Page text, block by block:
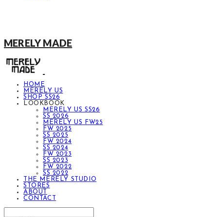
MERELY MADE
HOME
MERELY US
SHOP SS26
LOOKBOOK
MERELY US SS26
SS 2026
MERELY US FW25
FW 2025
SS 2025
FW 2024
SS 2024
FW 2023
SS 2023
FW 2022
SS 2022
THE MERELY STUDIO
STORES
ABOUT
CONTACT